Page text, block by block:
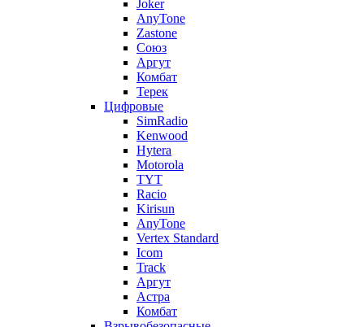
Joker
AnyTone
Zastone
Союз
Аргут
Комбат
Терек
Цифровые
SimRadio
Kenwood
Hytera
Motorola
TYT
Racio
Kirisun
AnyTone
Vertex Standard
Icom
Track
Аргут
Астра
Комбат